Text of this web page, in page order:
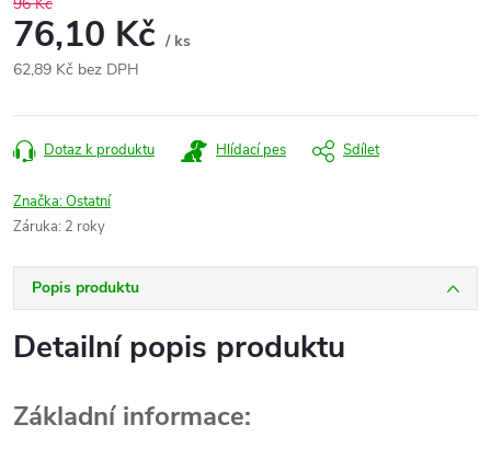
76,10 Kč / ks
62,89 Kč bez DPH
cena:
Dotaz k produktu Hlídací pes Sdílet
Značka:Ostatní
Záruka: 2 roky
Popis produktu
Detailní popis produktu
Základní informace: